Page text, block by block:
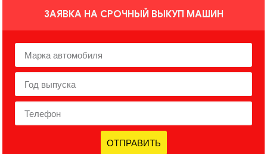
ЗАЯВКА НА СРОЧНЫЙ ВЫКУП МАШИН
ОТПРАВИТЬ